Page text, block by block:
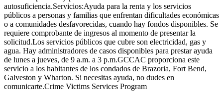
autosuficiencia.Servicios:Ayuda para la renta y los servicios
públicos a personas y familias que enfrentan dificultades económicas
o a comunidades desfavorecidas, cuando hay fondos disponibles. Se
requiere comprobante de ingresos al momento de presentar la
solicitud.Los servicios públicos que cubre son electricidad, gas y
agua. Hay administradores de casos disponibles para prestar ayuda
de lunes a jueves, de 9 a.m. a 3 p.m.GCCAC proporciona este
servicio a los habitantes de los condados de Brazoria, Fort Bend,
Galveston y Wharton. Si necesitas ayuda, no dudes en
comunicarte.Crime Victims Services Program